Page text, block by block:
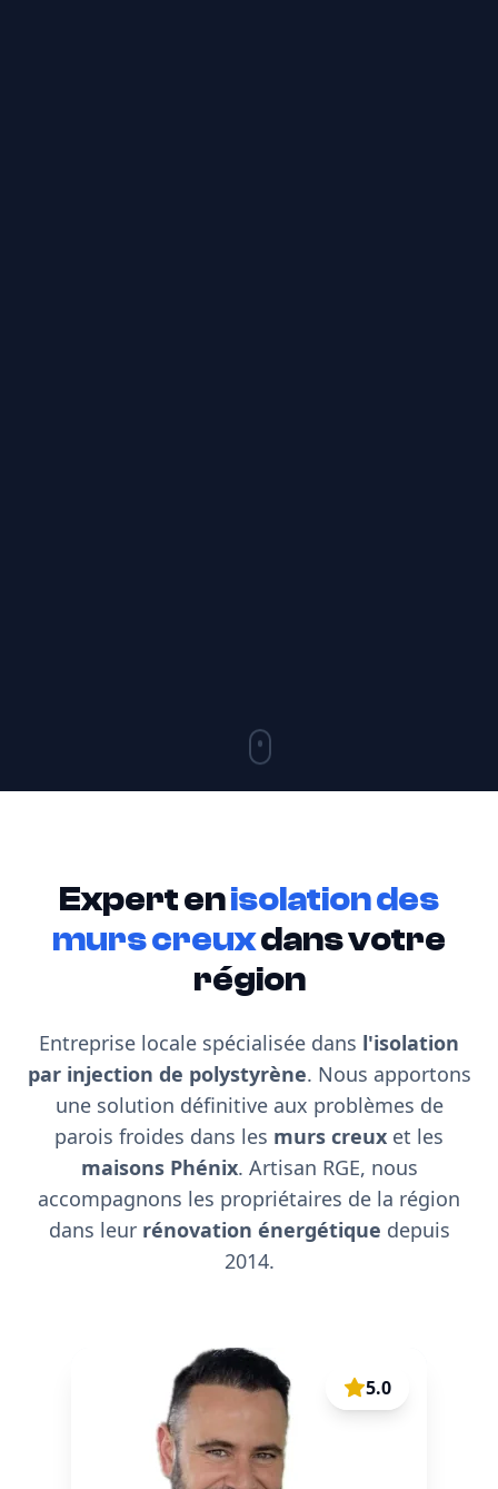
Expert enisolation des
murs creuxdans votre
région
Entreprise locale spécialisée dans l'isolation
par injection de polystyrène. Nous apportons
une solution définitive aux problèmes de
parois froides dans les murs creux et les
maisons Phénix. Artisan RGE, nous
accompagnons les propriétaires de la région
dans leurrénovation énergétique depuis
2014.
5.0